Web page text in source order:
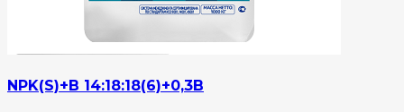
NPK(S)+B 14:18:18(6)+0,3B